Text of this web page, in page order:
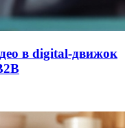
в digital-движок